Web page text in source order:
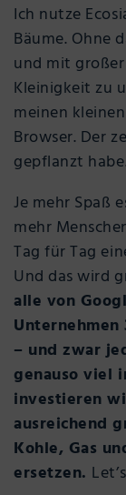
Ich nutze
Bäume. Ohne
und mit
Kleinigkeit zu
meinen
Browser. Der
gepflanzt
Je mehr Spaß
mehr
Tag für Tag
Und das wird
alle von
– und zwar
genauso viel
investieren
ausreichend
Kohle, Gas
ersetzen.